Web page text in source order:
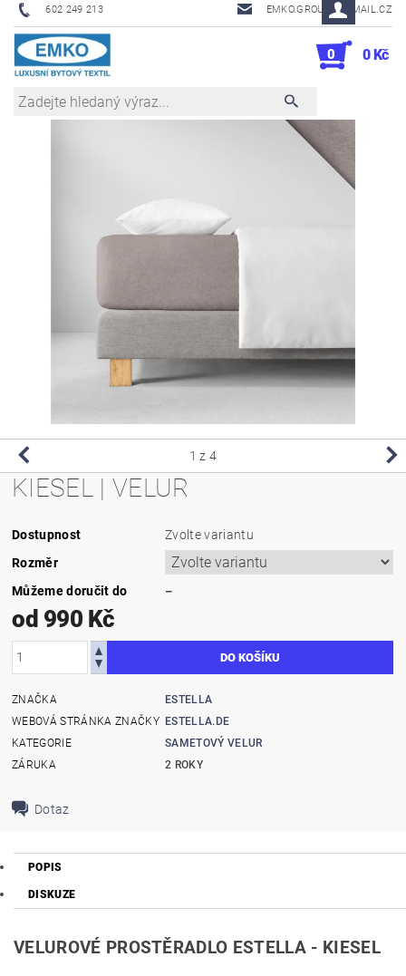
602 249 213 EMKO.GROUSL@EMAIL.CZ
0 0 Kč
1 z 4
KIESEL | VELUR
Dostupnost
Zvolte variantu
Rozměr
Můžeme doručit do
–
od 990 Kč
ZNAČKA
ESTELLA
WEBOVÁ STRÁNKA ZNAČKY ESTELLA.DE
KATEGORIE
SAMETOVÝ VELUR
ZÁRUKA
2 ROKY
Dotaz
POPIS
DISKUZE
VELUROVÉ PROSTĚRADLO ESTELLA - KIESEL